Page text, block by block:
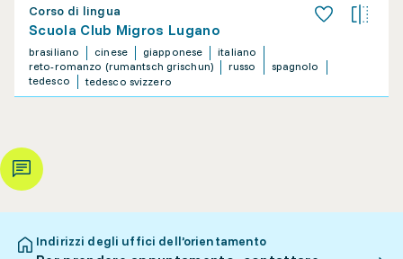
Corso di lingua
Scuola Club Migros Lugano
brasiliano cinese giapponese
italiano
reto-romanzo (rumantsch grischun)
russo
spagnolo
tedesco
tedesco svizzero
Indirizzi degli uffici dell’orientamento